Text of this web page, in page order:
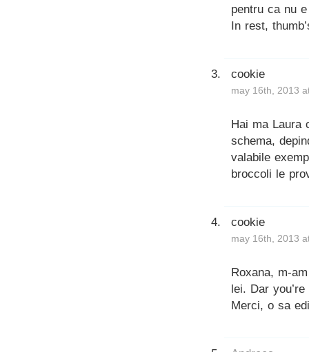
pentru ca nu
In rest,
cookie
may 16th, 2013
Hai ma Laura
schema,
valabile
broccoli le
cookie
may 16th, 2013
Roxana, m-
lei. Dar
Merci, o sa